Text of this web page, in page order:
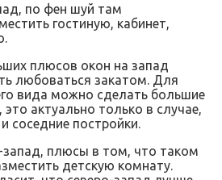
по фен шуй там
гостиную, кабинет,
плюсов окон на запад
любоваться закатом. Для
вида можно сделать большие
актуально только в случае,
соседние постройки.
запад, плюсы в том, что таком
детскую комнату.